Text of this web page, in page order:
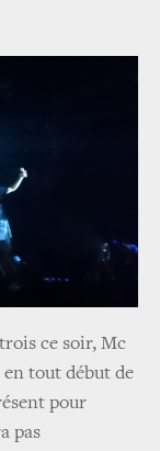
ce soir, Mc
tout début de
pour
pas